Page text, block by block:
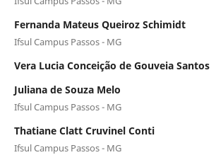
Fernanda Mateus Queiroz Schimidt
Ifsul Campus Passos - MG
Vera Lucia Conceição de Gouveia Santos
Juliana de Souza Melo
Ifsul Campus Passos - MG
Thatiane Clatt Cruvinel Conti
Ifsul Campus Passos - MG